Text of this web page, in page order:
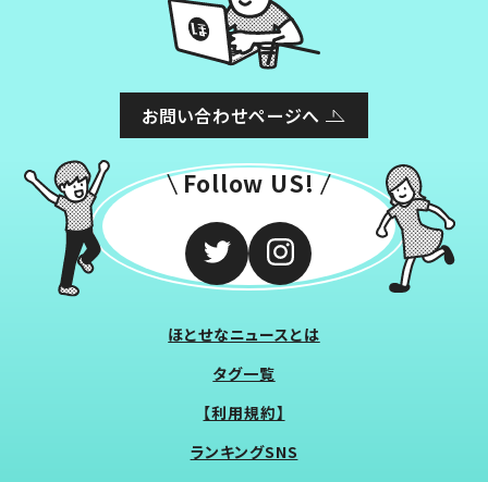
お問い合わせページへ
Follow US!
ほとせなニュースとは
タグ一覧
【利用規約】
ランキングSNS